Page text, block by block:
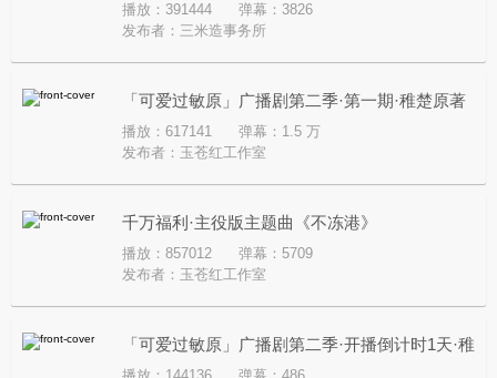
册》
播放：391444
弹幕：3826
发布者： 三米造事务所
「可爱过敏原」广播剧第二季·第一期·稚楚原著
播放：617141
弹幕：1.5 万
发布者： 玉苍红工作室
千万福利·主役版主题曲《不冻港》
播放：857012
弹幕：5709
发布者： 玉苍红工作室
「可爱过敏原」广播剧第二季·开播倒计时1天·稚